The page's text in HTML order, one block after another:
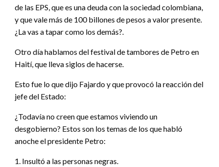
de las EPS, que es una deuda con la sociedad colombiana,
y que vale más de 100 billones de pesos a valor presente.
¿La vas a tapar como los demás?.
Otro día hablamos del festival de tambores de Petro en
Haití, que lleva siglos de hacerse.
Esto fue lo que dijo Fajardo y que provocó la reacción del
jefe del Estado:
¿Todavía no creen que estamos viviendo un
desgobierno? Estos son los temas de los que habló
anoche el presidente Petro:
1. Insultó a las personas negras.